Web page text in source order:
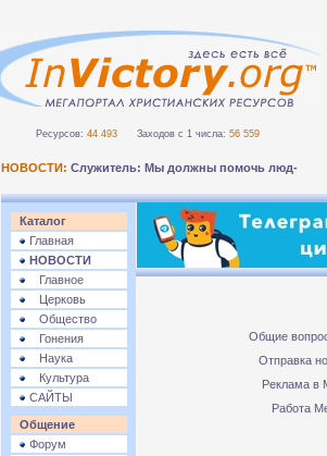
Ресурсов: 44 493 Заходов с 1 числа: 56 559
НОВОСТИ: Служитель: Мы должны помочь людям
Каталог
Главная
НОВОСТИ
Главное
Церковь
Общество
Гонения
Наука
Культура
САЙТЫ
Общение
Форум
Общие
Отправка
Реклама в
Работа